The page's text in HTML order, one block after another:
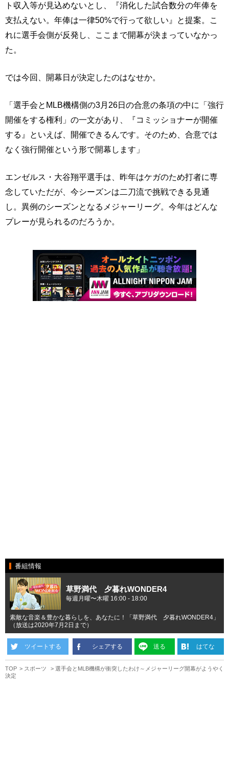
ト収入等が見込めないとし、『消化した試合数分の年俸を
支払えない。年俸は一律50%で行って欲しい』と提案。こ
れに選手会側が反発し、ここまで開幕が決まっていなかっ
た。
では今回、開幕日が決定したのはなせか。
「選手会とMLB機構側の3月26日の合意の条項の中に「強行
開催をする権利」の一文があり、『コミッショナーが開催
する』といえば、開催できるんです。そのため、合意では
なく強行開催という形で開幕します」
エンゼルス・大谷翔平選手は、昨年はケガのため打者に専
念していただが、今シーズンは二刀流で挑戦できる見通
し。異例のシーズンとなるメジャーリーグ。今年はどんな
プレーが見られるのだろうか。
番組情報
草野満代 夕暮れWONDER4
毎週月曜〜木曜 16:00 - 18:00
素敵な音楽＆豊かな暮らしを、あなたに！「草野満代 夕暮れWONDER4」
（放送は2020年7月2日まで）
ツイートする シェアする 送る はてな
TOP スポーツ
選手会とMLB機構が衝突したわけ～メジャーリーグ開幕がようやく
決定